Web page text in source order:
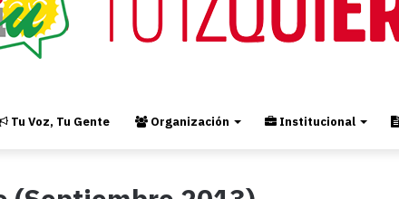
Tu Voz, Tu Gente Organización Institucional